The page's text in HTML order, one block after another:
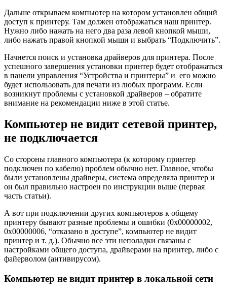
Дальше открываем компьютер на котором установлен общий
доступ к принтеру. Там должен отображаться наш принтер.
Нужно либо нажать на него два раза левой кнопкой мыши,
либо нажать правой кнопкой мыши и выбрать “Подключить”.
Начнется поиск и установка драйверов для принтера. После
успешного завершения установки принтер будет отображаться
в панели управления “Устройства и принтеры” и его можно
будет использовать для печати из любых программ. Если
возникнут проблемы с установкой драйверов – обратите
внимание на рекомендации ниже в этой статье.
Компьютер не видит сетевой принтер,
не подключается
Со стороны главного компьютера (к которому принтер
подключен по кабелю) проблем обычно нет. Главное, чтобы
были установлены драйверы, система определяла принтер и
он был правильно настроен по инструкции выше (первая
часть статьи).
А вот при подключении других компьютеров к общему
принтеру бывают разные проблемы и ошибки (0x00000002,
0x00000006, “отказано в доступе”, компьютер не видит
принтер и т. д.). Обычно все эти неполадки связаны с
настройками общего доступа, драйверами на принтер, либо с
файерволом (антивирусом).
Компьютер не видит принтер в локальной сети